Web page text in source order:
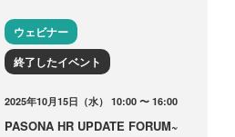
ウェビナー
終了したイベント
2025年10月15日（水） 10:00 〜 16:00
PASONA HR UPDATE FORUM~